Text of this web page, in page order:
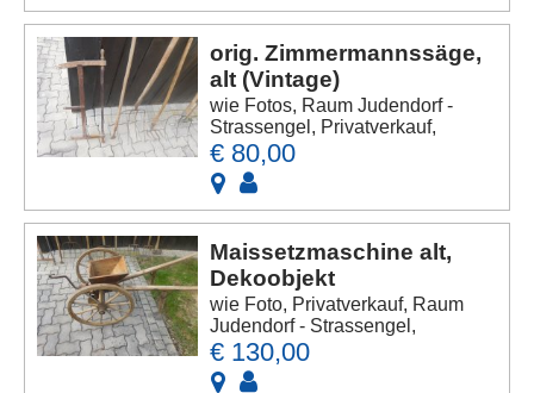
orig. Zimmermannssäge,
alt (Vintage)
wie Fotos, Raum Judendorf -
Strassengel, Privatverkauf,
€ 80,00
Maissetzmaschine alt,
Dekoobjekt
wie Foto, Privatverkauf, Raum
Judendorf - Strassengel,
€ 130,00